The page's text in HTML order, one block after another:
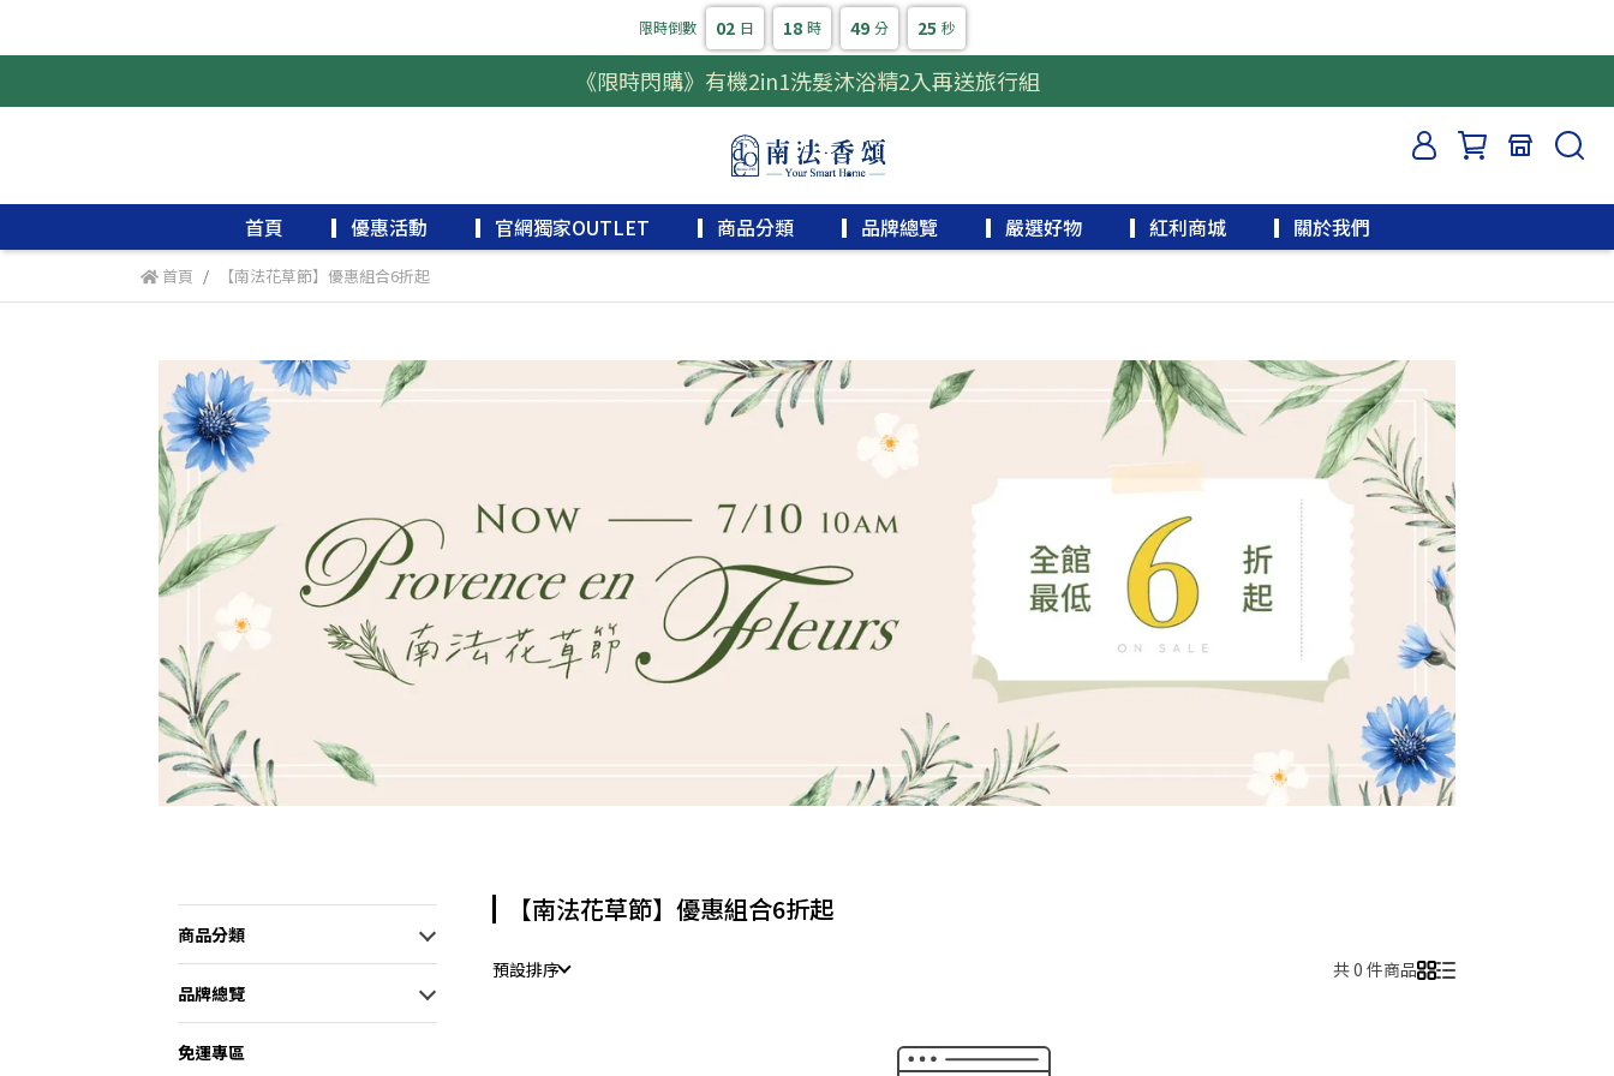
限時倒數 02 日 18 時 49 分 25 秒
《限時閃購》有機2in1洗髮沐浴精2入再送旅行組
首頁 ▎優惠活動 ▎官網獨家OUTLET ▎商品分類 ▎品牌總覽 ▎嚴選好物 ▎紅利商城 ▎關於我們
首頁 【南法花草節】優惠組合6折起
商品分類
品牌總覽
免運專區
【南法花草節】優惠組合6折起
預設排序 共 0 件商品